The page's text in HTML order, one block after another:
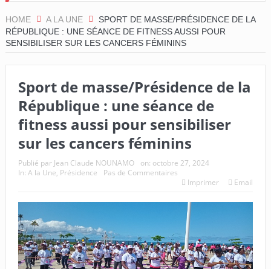
HOME A LA UNE
SPORT DE MASSE/PRÉSIDENCE DE LA
RÉPUBLIQUE : UNE SÉANCE DE FITNESS AUSSI POUR
SENSIBILISER SUR LES CANCERS FÉMININS
Sport de masse/Présidence de la
République : une séance de
fitness aussi pour sensibiliser
sur les cancers féminins
Publié par Jean Claude NOUNAMO on: octobre 27, 2024
In: A la Une, Présidence
Pas de Commentaires
Imprimer
Email